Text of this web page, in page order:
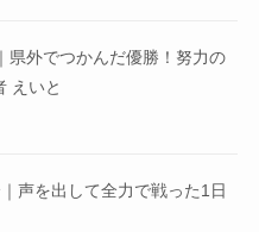
県外でつかんだ優勝！努力の
えいと
声を出して全力で戦った1日